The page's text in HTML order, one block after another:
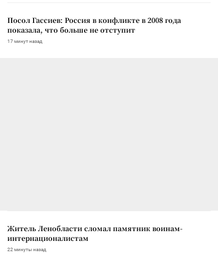
Посол Гассиев: Россия в конфликте в 2008 года
показала, что больше не отступит
17 минут назад
Житель Ленобласти сломал памятник воинам-
интернационалистам
22 минуты назад